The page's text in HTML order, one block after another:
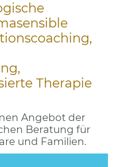
Therapie
Angebot der
Beratung für
und Familien.